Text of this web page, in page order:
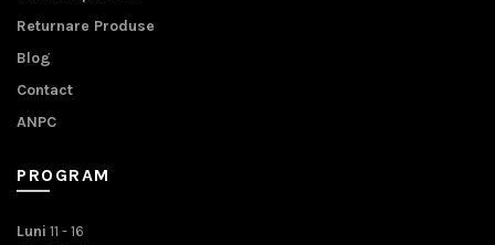
Returnare Produse
Blog
Contact
ANPC
PROGRAM
Luni 11 - 16